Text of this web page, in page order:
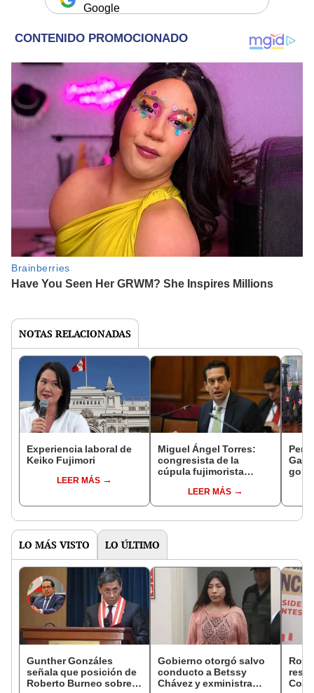
Google
NOTAS RELACIONADAS
Experiencia laboral de
Keiko Fujimori
LEER MÁS
Miguel Ángel Torres:
congresista de la
cúpula fujimorista
del SenadoLEER MÁS
LO MÁS VISTO LO ÚLTIMO
Gunther Gonzáles
señala que posición de
Roberto Burneo sobre
Gobierno otorgó salvo
conducto a Betssy
Chávez y exministra